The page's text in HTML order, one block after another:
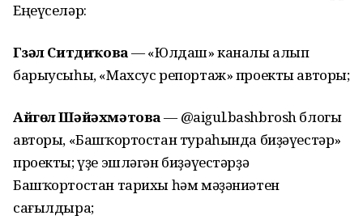
Еңеүселәр:
Гүзәл Ситдиҡова— «Юлдаш» каналы алып
барыусыһы, «Махсус репортаж» проекты авторы;
Айгөл Шәйәхмәтова— @aigul.bashbrosh блогы
авторы, «Башҡортостан тураһында биҙәүестәр»
проекты; үҙе эшләгән биҙәүестәрҙә
Башҡортостан тарихы һәм мәҙәниәтен
сағылдыра;